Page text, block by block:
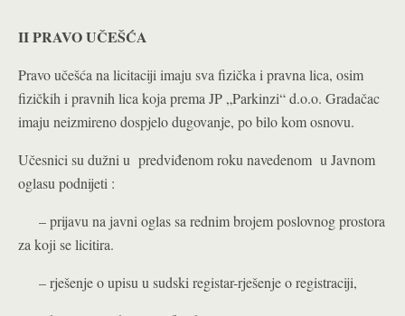
II PRAVO UČEŠĆA
Pravo učešća na licitaciji imaju sva fizička i pravna lica, osim
fizičkih i pravnih lica koja prema JP „Parkinzi“ d.o.o. Gradačac
imaju neizmireno dospjelo dugovanje, po bilo kom osnovu.
Učesnici su dužni u predviđenom roku navedenom u Javnom
oglasu podnijeti :
– prijavu na javni oglas sa rednim brojem poslovnog prostora
za koji se licitira.
– rješenje o upisu u sudski registar-rješenje o registraciji,